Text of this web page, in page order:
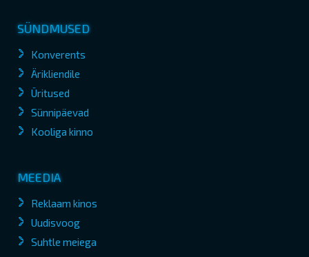
SÜNDMUSED
Konverents
Ärikliendile
Üritused
Sünnipäevad
Kooliga kinno
MEEDIA
Reklaam kinos
Uudisvoog
Suhtle meiega